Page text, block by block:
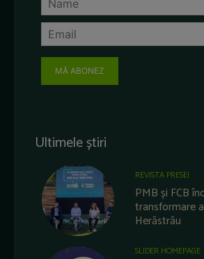
MĂ ABONEZ
Ultimele știri
REVISTA PRESEI
PMB și FCB
transformare
Herăstrău
SLIDER HOMEPAGE